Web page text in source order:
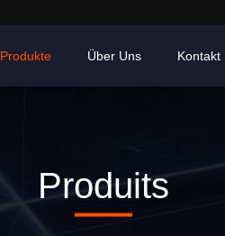
Produkte Über Uns Kontakt
Produits